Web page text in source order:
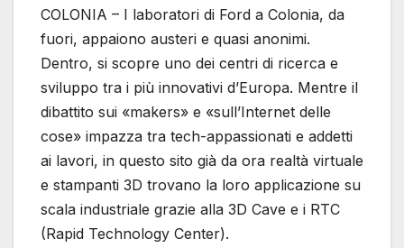
COLONIA – I laboratori di Ford a Colonia, da
fuori, appaiono austeri e quasi anonimi.
Dentro, si scopre uno dei centri di ricerca e
sviluppo tra i più innovativi d’Europa. Mentre il
dibattito sui «makers» e «sull’Internet delle
cose» impazza tra tech-appassionati e addetti
ai lavori, in questo sito già da ora realtà virtuale
e stampanti 3D trovano la loro applicazione su
scala industriale grazie alla 3D Cave e i RTC
(Rapid Technology Center).